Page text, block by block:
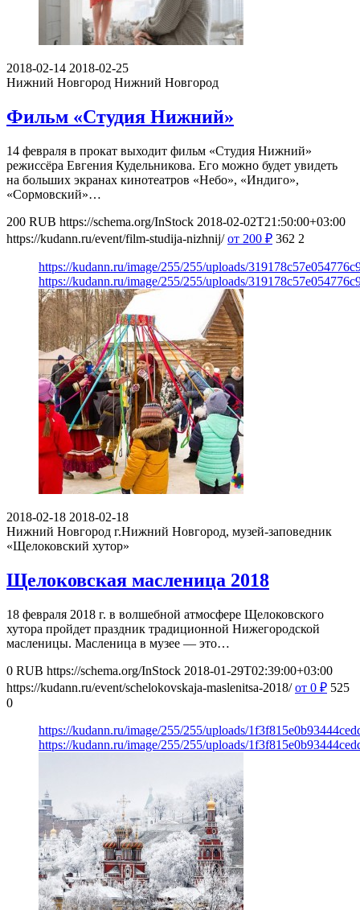
2018-02-14 2018-02-25
Нижний Новгород Нижний Новгород
Фильм «Студия Нижний»
14 февраля в прокат выходит фильм «Студия Нижний»
режиссёра Евгения Кудельникова. Его можно будет увидеть
на больших экранах кинотеатров «Небо», «Индиго»,
«Сормовский»…
200 RUB https://schema.org/InStock 2018-02-02T21:50:00+03:00
https://kudann.ru/event/film-studija-nizhnij/ от 200 ₽ 362 2
https://kudann.ru/image/255/255/uploads/
https://kudann.ru/image/255/255/uploads/
2018-02-18 2018-02-18
Нижний Новгород г.Нижний Новгород, музей-заповедник
«Щелоковский хутор»
Щелоковская масленица 2018
18 февраля 2018 г. в волшебной атмосфере Щелоковского
хутора пройдет праздник традиционной Нижегородской
масленицы. Масленица в музее — это…
0 RUB https://schema.org/InStock 2018-01-29T02:39:00+03:00
https://kudann.ru/event/schelokovskaja-maslenitsa-2018/ от 0 ₽ 525
0
https://kudann.ru/image/255/255/uploads/
https://kudann.ru/image/255/255/uploads/